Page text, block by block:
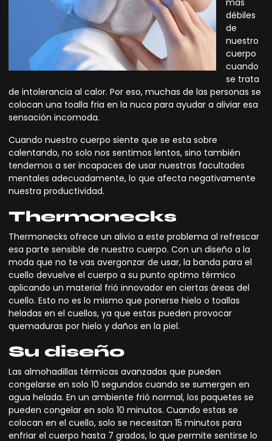
mas
débiles
de
nuestro
cuerpo
cuando
se trata
de intolerancia al calor. Por eso, muchas de las personas se
colocan una toalla fria en la nuca para ayudar a aliviar esa
sensación incomoda.
Cuando nuestro cuerpo siente que se esta sobre
calentando, no solo nos sentimos lentos, sino también
tendemos a ser incapaces de usar nuestras facultades
mentales adecuadamente, lo que afecta negativamente
nuestra productividad.
Thermonecks
Thermonecks ofrece un alivio a este problema al refrescar
esa parte sensible de nuestro cuerpo. Con un diseño a la
moda que no te vas avergonzar de usar, la banda para el
cuello devuelve el cuerpo a su punto optimo térmico
aplicando un material frió innovador en ciertas áreas del
cuello. Esto no es lo mismo que ponerse hielo o toallas
heladas en el cuellos, ya que estas pueden provocar
quemaduras por hielo y daños en la piel.
Su diseño
Las almohadillas térmicas avanzadas que pueden
congelarse en solo 10 segundos cuando se sumergen en
agua helada. En un ambiente frió normal, los paquetes se
pueden congelar en solo 10 minutos. Cuando estas se
colocan en el cuello, solo se necesitan 15 minutos para
enfriar el cuerpo hasta 7 grados, lo que permite sentirse lo